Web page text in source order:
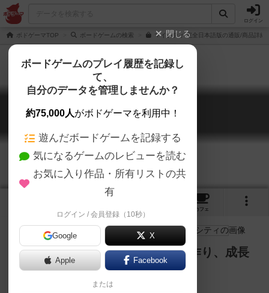
ログイン
ボドゲーマTOP ボードゲームの検索 マイシティ 完全日本語版の通販/商品詳細
マイ・シティ
My City
カフェ
タイル配置パズルで、自分の町を作り、成長
させよう！
閉じる
ボードゲームのプレイ履歴を記録し
て、
自分のデータを管理しませんか？
約75,000人がボドゲーマを利用中！
遊んだボードゲームを記録する
気になるゲームのレビューを読む
お気に入り作品・所有リストの共
有
ログイン / 会員登録（10秒）
Google X
Apple Facebook
または